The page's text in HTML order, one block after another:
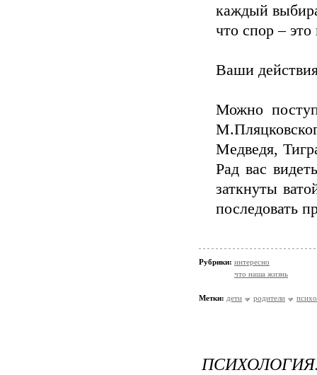
каждый
что спор – это
Ваши
Можно
Медведя,
Рад вас
заткнуты
последовать
Рубрики: интересно
что наша жизнь
Метки: дети родители